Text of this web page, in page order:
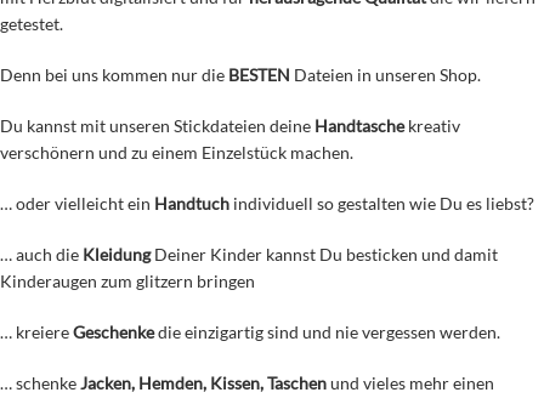
getestet.
Denn bei uns kommen nur die BESTEN Dateien in unseren Shop.
Du kannst mit unseren Stickdateien deine Handtaschekreativ
verschönern und zu einem Einzelstück machen.
… oder vielleicht ein Handtuch individuell so gestalten wie Du es liebst?
… auch die KleidungDeiner Kinder kannst Du besticken und damit
Kinderaugen zum glitzern bringen
… kreiereGeschenkedie einzigartig sind und nie vergessen werden.
… schenkeJacken, Hemden, Kissen, Taschenund vieles mehr einen